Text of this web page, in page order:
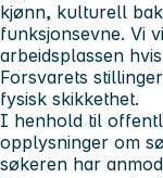
kjønn, kulturell
funksjonsevne. Vi
arbeidsplassen
Forsvarets
fysisk skikkethet.
I henhold til
opplysninger om
søkeren har